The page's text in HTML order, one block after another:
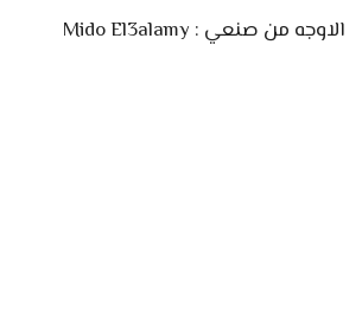
الاوجه من صنعي : Mido El3alamy